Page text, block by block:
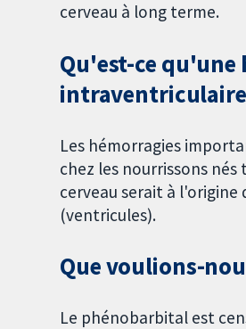
cerveau à long terme.
Qu'est-ce qu'une
Les hémorragies
chez les nourrissons
cerveau serait à l'origine
(ventricules).
Que voulions-
Le phénobarbital est